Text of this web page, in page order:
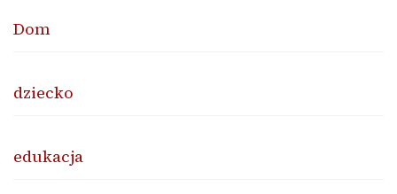
Dom
dziecko
edukacja